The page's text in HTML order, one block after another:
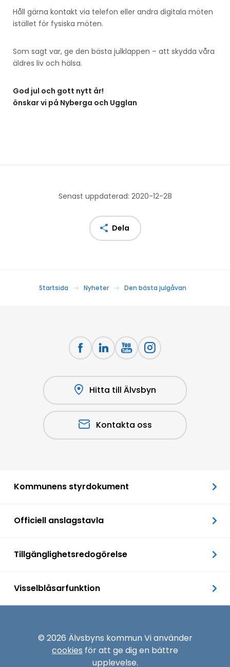
Håll gärna kontakt via telefon eller andra digitala möten
istället för fysiska möten.
Som sagt var, ge den bästa julklappen – att skydda våra
äldres liv och hälsa.
God jul och gott nytt år!
önskar vi på Nyberga och Ugglan
Senast uppdaterad: 2020-12-28
Dela
Startsida Nyheter Den bästa julgåvan
Hitta till Älvsbyn
Kontakta oss
Kommunens styrdokument
Officiell anslagstavla
Tillgänglighetsredogörelse
Visselblåsarfunktion
© 2026 Älvsbyns kommun Vi använder
cookies för att ge dig en bättre
upplevelse.